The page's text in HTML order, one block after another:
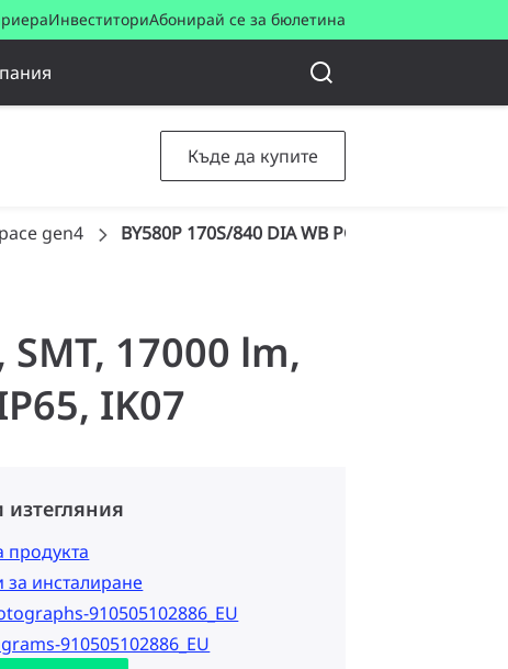
ИнвеститориАбонирай се за бюлетина
Къде да купите
gen4 BY580P 170S/840 DIA WB PC SI
17000 lm,
IK07
продукта
за инсталиране
910505102886_EU
910505102886_EU